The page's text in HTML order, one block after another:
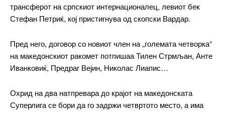
Free
бесплатно / forever
Included for free:
трансферот на српскиот интернационалец, левиот бек
Стефан Петриќ, кој пристигнува од скопски Вардар.
Пред него, договор со новиот член на „големата четворка“
на македонскиот ракомет потпишаа Тилен Стрмљан, Анте
Иванковиќ, Предраг Вејин, Николас Лиапис…
Охрид на два натпревара до крајот на македонската
Суперлига се бори да го задржи четвртото место, а има